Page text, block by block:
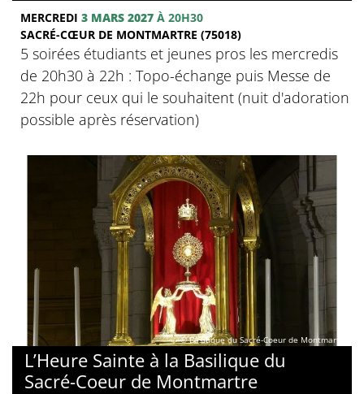
MERCREDI 3 MARS 2027 À 20H30
SACRÉ-CŒUR DE MONTMARTRE (75018)
5 soirées étudiants et jeunes pros les mercredis
de 20h30 à 22h : Topo-échange puis Messe de
22h pour ceux qui le souhaitent (nuit d'adoration
possible après réservation)
© Basilique du Sacré-Coeur de Montmartre
L’Heure Sainte à la Basilique du
Sacré-Coeur de Montmartre